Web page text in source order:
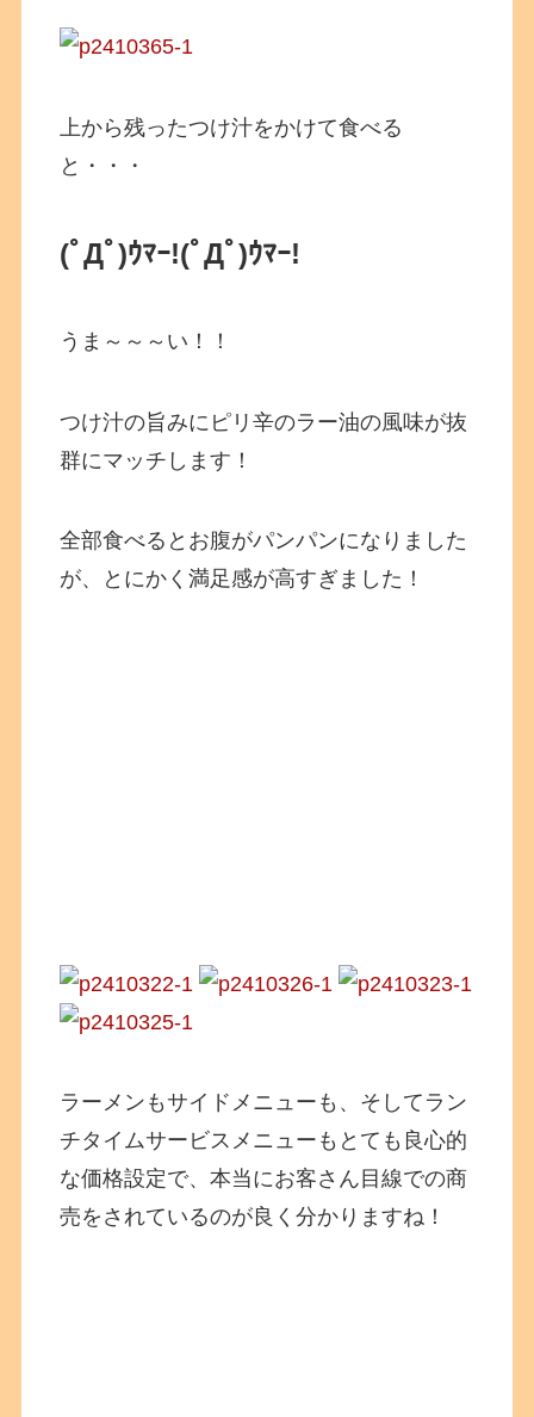
上から残ったつけ汁をかけて食べる
と・・・
(ﾟДﾟ)ｳﾏｰ!(ﾟДﾟ)ｳﾏｰ!
うま～～～い！！
つけ汁の旨みにピリ辛のラー油の風味が抜
群にマッチします！
全部食べるとお腹がパンパンになりました
が、とにかく満足感が高すぎました！
ラーメンもサイドメニューも、そしてラン
チタイムサービスメニューもとても良心的
な価格設定で、本当にお客さん目線での商
売をされているのが良く分かりますね！